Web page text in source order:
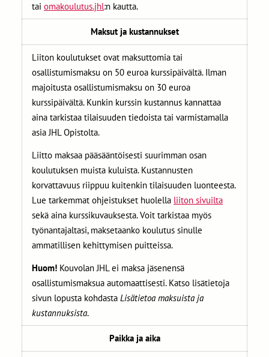
tai omakoulutus.jhl:n kautta.
Maksut ja kustannukset
Liiton koulutukset ovat maksuttomia tai
osallistumismaksu on 50 euroa kurssipäivältä. Ilman
majoitusta osallistumismaksu on 30 euroa
kurssipäivältä. Kunkin kurssin kustannus kannattaa
aina tarkistaa tilaisuuden tiedoista tai varmistamalla
asia JHL Opistolta.
Liitto maksaa pääsääntöisesti suurimman osan
koulutuksen muista kuluista. Kustannusten
korvattavuus riippuu kuitenkin tilaisuuden luonteesta.
Lue tarkemmat ohjeistukset huolella liiton sivuilta
sekä aina kurssikuvauksesta. Voit tarkistaa myös
työnantajaltasi, maksetaanko koulutus sinulle
ammatillisen kehittymisen puitteissa.
Huom! Kouvolan JHL ei maksa jäsenensä
osallistumismaksua automaattisesti. Katso lisätietoja
sivun lopusta kohdasta Lisätietoa maksuista ja
kustannuksista.
Paikka ja aika